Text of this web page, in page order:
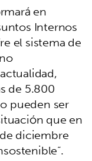
en
Internos
el sistema de
de 5.800
pueden ser
que en
diciembre